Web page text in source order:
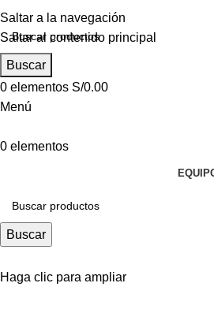
Saltar a la navegación
Saltar al contenido principal
Buscar
0 elementos S/0.00
Menú
0 elementos
Buscar
Haga clic para ampliar